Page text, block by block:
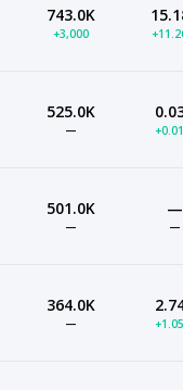
743.0K
+3,000
525.0K
—
501.0K
—
—
—
364.0K
—